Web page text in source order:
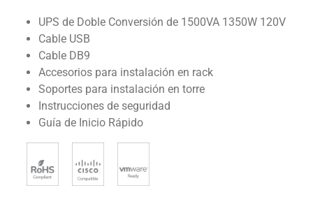
UPS de Doble Conversión de 1500VA 1350W 120V
Cable USB
Cable DB9
Accesorios para instalación en rack
Soportes para instalación en torre
Instrucciones de seguridad
Guía de Inicio Rápido